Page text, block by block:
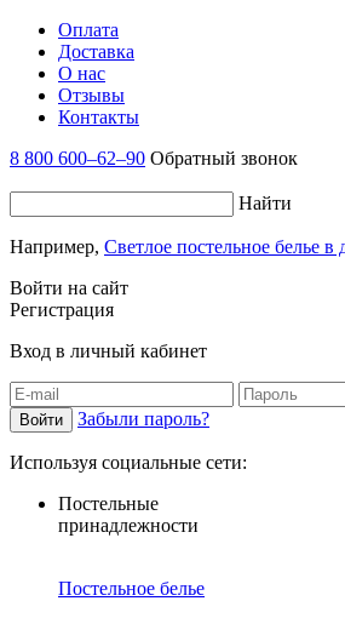
Оплата
Доставка
О нас
Отзывы
Контакты
8 800 600–62–90 Обратный звонок
Найти
Например, Светлое постельное белье в
Войти на сайт
Регистрация
Вход в личный кабинет
Забыли пароль?
Используя социальные сети:
Постельные
принадлежности
Постельное белье